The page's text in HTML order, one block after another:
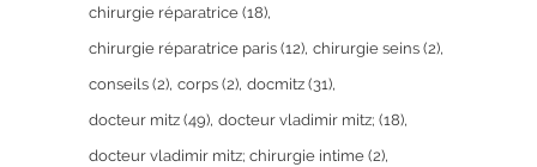
chirurgie réparatrice (18)
chirurgie réparatrice paris (12) chirurgie seins (2)
conseils (2) corps (2) docmitz (31)
docteur mitz (49) docteur vladimir mitz; (18)
docteur vladimir mitz; chirurgie intime (2)